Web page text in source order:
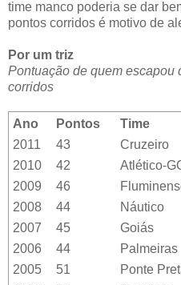
time manco poderia se dar
pontos corridos é motivo de
Por um triz
Pontuação de quem escapou
corridos
Ano Pontos Time
2011
43 Cruzeiro
2010
42 Atlético-
2009
46
2008
44 Náutico
2007
45 Goiás
2006
44 Palmeiras
2005
51 Ponte